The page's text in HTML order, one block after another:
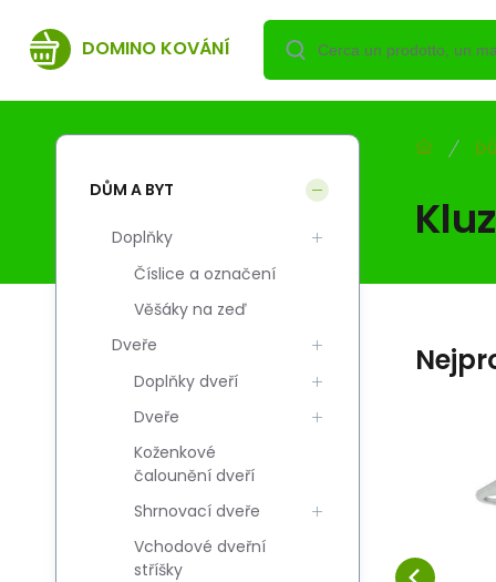
DOMINO KOVÁNÍ
DOMINO
pojedynczy czarny
(8szt)
Codice:i700_5908211442440
Codice vend.:5908211442440
EAN:5908211442440
0.80EUR
Skladem
NEL CESTINO
DŮM A BYT
Doplňky
Číslice a označení
Věšáky na zeď
Dveře
Doplňky dveří
Dveře
Koženkové
čalounění dveří
Shrnovací dveře
Vchodové dveřní
stříšky